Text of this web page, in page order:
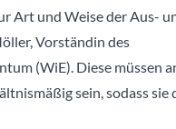
Art und Weise der Aus-
Vorständin des
(WiE). Diese müssen
sein, sodass sie